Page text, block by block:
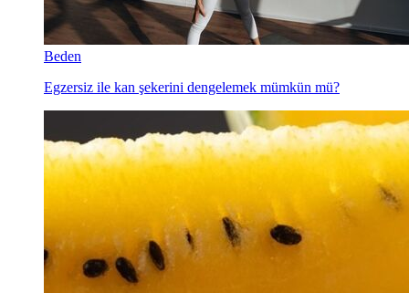
Beden
Egzersiz ile kan şekerini dengelemek mümkün mü?